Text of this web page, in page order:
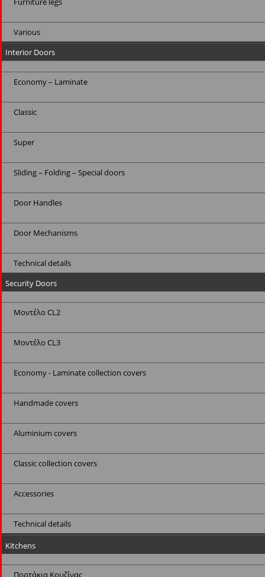
Various
Interior Doors
Economy – Laminate
Classic
Super
Sliding – Folding – Special doors
Door Handles
Door Mechanisms
Technical details
Security Doors
Μοντέλο CL2
Μοντέλο CL3
Economy - Laminate collection covers
Handmade covers
Aluminium covers
Classic collection covers
Accessories
Technical details
Kitchens
Πορτάκια Κουζίνας